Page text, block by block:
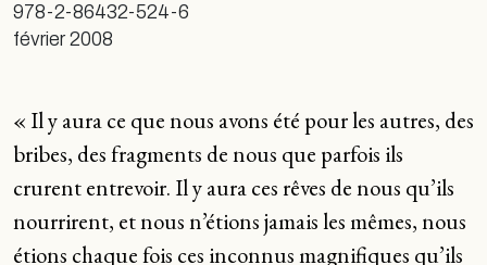
978-2-86432-524-6
février 2008
« Il y aura ce que nous avons été pour les autres, des
bribes, des fragments de nous que parfois ils
crurent entrevoir. Il y aura ces rêves de nous qu’ils
nourrirent, et nous n’étions jamais les mêmes, nous
étions chaque fois ces inconnus magnifiques qu’ils